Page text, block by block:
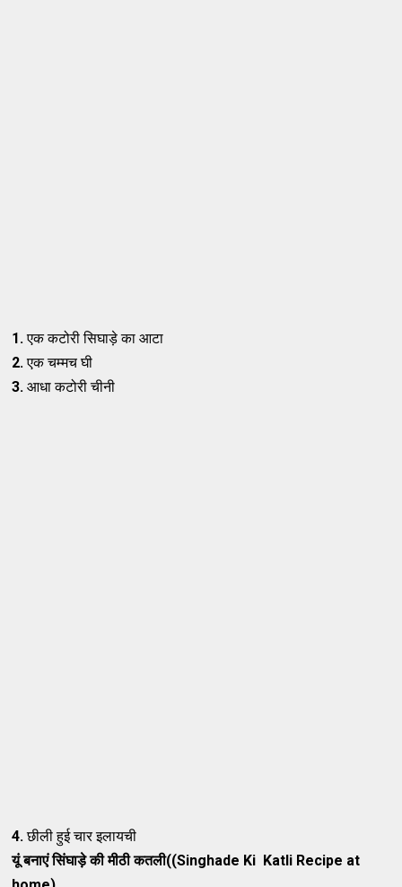
1.एक कटोरी सिघाड़े का आटा
2.एक चम्मच घी
3. आधा कटोरी चीनी
4.छीली हुई चार इलायची
यूं बनाएं सिंघाड़े की मीठी कतली((Singhade Ki Katli Recipe at